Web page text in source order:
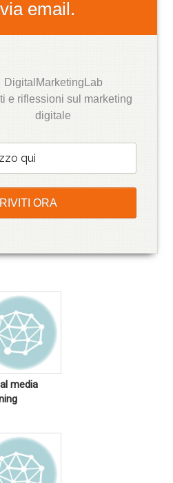
email.
DigitalMarketingLab
e riflessioni sul marketing
digitale
media